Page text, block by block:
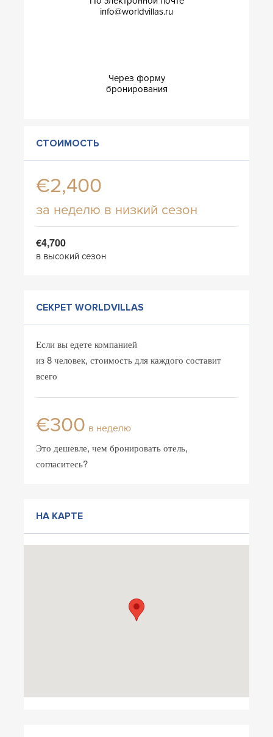
info@worldvillas.ru
Через форму
бронирования
СТОИМОСТЬ
€2,400
за неделю в низкий сезон
€4,700
в высокий сезон
СЕКРЕТ WORLDVILLAS
Если вы едете компанией
из 8 человек, стоимость для каждого составит
всего
€300 в неделю
Это дешевле, чем бронировать отель,
согласитесь?
НА КАРТЕ